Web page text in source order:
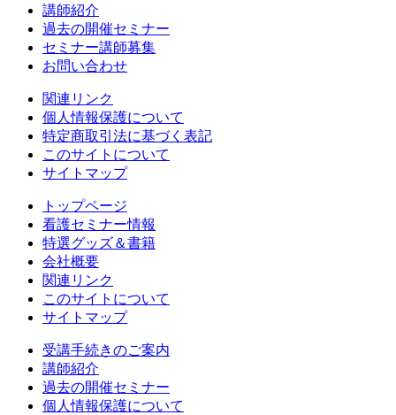
講師紹介
過去の開催セミナー
セミナー講師募集
お問い合わせ
関連リンク
個人情報保護について
特定商取引法に基づく表記
このサイトについて
サイトマップ
トップページ
看護セミナー情報
特選グッズ＆書籍
会社概要
関連リンク
このサイトについて
サイトマップ
受講手続きのご案内
講師紹介
過去の開催セミナー
個人情報保護について